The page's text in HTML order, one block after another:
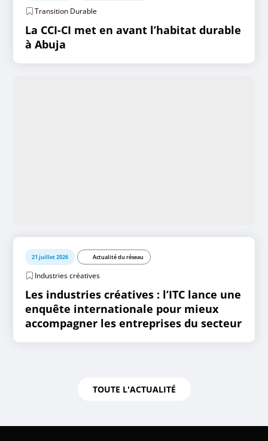
Transition Durable
La CCI-CI met en avant l’habitat durable
à Abuja
21 juillet 2026 Actualité du réseau
Industries créatives
Les industries créatives : l’ITC lance une
enquête internationale pour mieux
accompagner les entreprises du secteur
TOUTE L'ACTUALITÉ